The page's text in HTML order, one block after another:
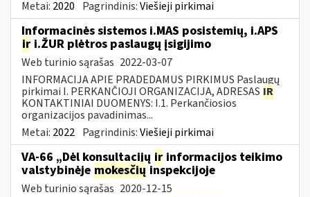
Metai: 2020 Pagrindinis:Viešieji pirkimai
Informacinės sistemos i.MAS posistemių, i.APS
ir i.ŽUR plėtros paslaugų įsigijimo
Web turinio sąrašas 2022-03-07
INFORMACIJA APIE PRADEDAMUS PIRKIMUS Paslaugų
pirkimai I. PERKANČIOJI ORGANIZACIJA, ADRESAS IR
KONTAKTINIAI DUOMENYS: I.1. Perkančiosios
organizacijos pavadinimas...
Metai: 2022 Pagrindinis:Viešieji pirkimai
VA-66 „Dėl konsultacijų ir informacijos teikimo
valstybinėje mokesčių inspekcijoje
Web turinio sąrašas 2020-12-15